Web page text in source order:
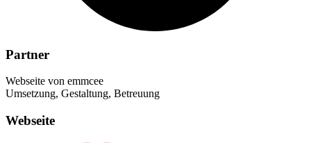
Partner
Webseite von emmcee
Umsetzung, Gestaltung, Betreuung
Webseite